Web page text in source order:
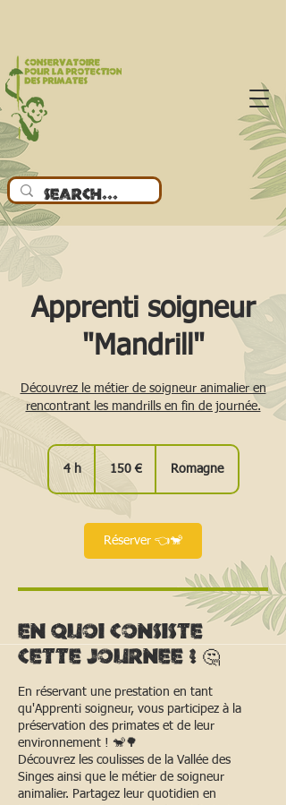
Apprenti soigneur
"Mandrill"
Découvrez le métier de soigneur animalier en
rencontrant les mandrills en fin de journée.
4 h4
150 € Romagne
Réserver 👈🐒
En quoi consiste
cette journee ? 🤔
En réservant une prestation en tant
qu'Apprenti soigneur, vous participez à la
préservation des primates et de leur
environnement ! 🐒🌳
Découvrez les coulisses de la Vallée des
Singes ainsi que le métier de soigneur
animalier. Partagez leur quotidien en